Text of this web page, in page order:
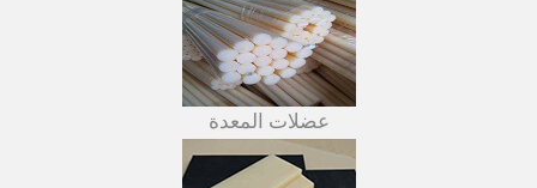
عضلات المعدة